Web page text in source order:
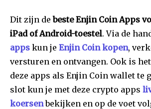
Dit zijn debeste Enjin Coin Apps
iPad of Android-toestel. Via de
apps kun je Enjin Coin kopen,
versturen en ontvangen. Ook is
deze apps als Enjin Coin wallet te
slot kun je met deze crypto apps
koersenbekijken en op de voet